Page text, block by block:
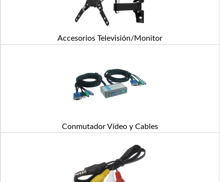
Accesorios Televisión/Monitor
Conmutador Vídeo y Cables